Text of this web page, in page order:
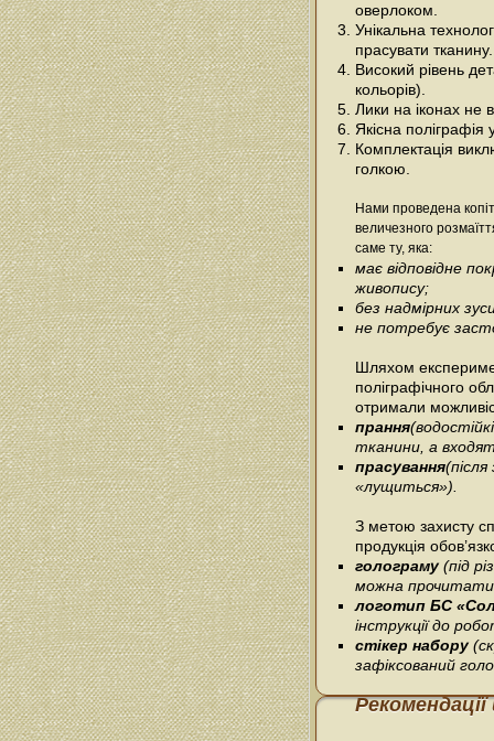
оверлоком.
Унікальна
прасувати тканину.
Високий рівень
кольорів).
Лики на іконах не
Якісна
Комплектація
голкою.
Нами проведена
величезного
саме ту, яка:
має відповідне
живопису;
без надмірних
не потребує
Шляхом
поліграфічного
отримали
прання
тканини, а
прасування
«лущиться»).
З метою захисту
продукція
голограму(під
можна
логотип БС
інструкції до
стікер набору
зафіксований